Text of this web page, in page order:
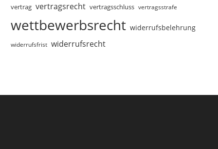
vertrag vertragsrecht vertragsschluss vertragsstrafe
wettbewerbsrecht widerrufsbelehrung
widerrufsfrist widerrufsrecht